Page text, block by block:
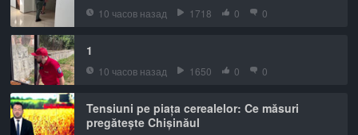
10 часов назад 1718 0 0
1
10 часов назад 1650 0 0
Tensiuni pe piața cerealelor: Ce măsuri
pregătește Chișinăul